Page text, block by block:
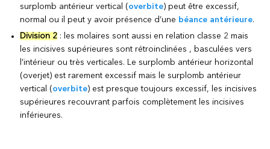
surplomb antérieur vertical (overbite) peut être excessif,
normal ou il peut y avoir présence d’une béance antérieure.
Division 2 : les molaires sont aussi en relation classe 2 mais
les incisives supérieures sont rétroinclinées , basculées vers
l’intérieur ou très verticales. Le surplomb antérieur horizontal
(overjet) est rarement excessif mais le surplomb antérieur
vertical (overbite) est presque toujours excessif, les incisives
supérieures recouvrant parfois complètement les incisives
inférieures.